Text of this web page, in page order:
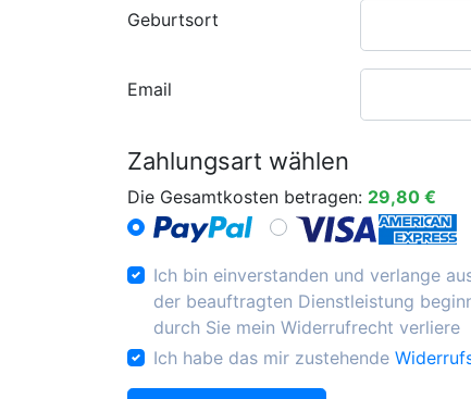
Geburtsort
Email
Zahlungsart wählen
Die Gesamtkosten betragen: 29,80 €
Ich bin einverstanden und verlange
der beauftragten Dienstleistung
durch Sie mein Widerrufrecht verliere
Ich habe das mir zustehende